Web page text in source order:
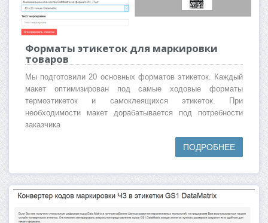
Форматы этикеток для маркировки
товаров
Мы подготовили 20 основных форматов этикеток. Каждый
макет оптимизирован под самые ходовые форматы
термоэтикеток и самоклеящихся этикеток. При
необходимости макет дорабатывается под потребности
заказчика
ПОДРОБНЕЕ